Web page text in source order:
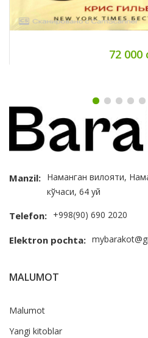
72 000
Manzil: Наманган вилояти,
кўчаси, 64 уй
Telefon: +998(90) 690 2020
Elektron pochta:
MALUMOT
Malumot
Yangi kitoblar